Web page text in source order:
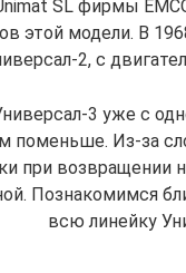
SL фирмы
этой модели. В
2, с
3 уже с
поменьше. Из-за
при
Познакомимся
всю линейку